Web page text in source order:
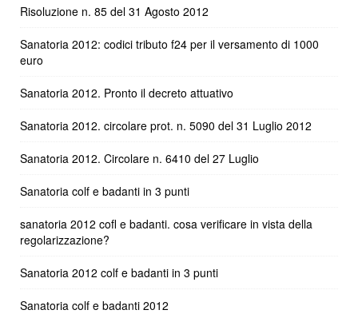
Risoluzione n. 85 del 31 Agosto 2012
Sanatoria 2012: codici tributo f24 per il versamento di 1000
euro
Sanatoria 2012. Pronto il decreto attuativo
Sanatoria 2012. circolare prot. n. 5090 del 31 Luglio 2012
Sanatoria 2012. Circolare n. 6410 del 27 Luglio
Sanatoria colf e badanti in 3 punti
sanatoria 2012 cofl e badanti. cosa verificare in vista della
regolarizzazione?
Sanatoria 2012 colf e badanti in 3 punti
Sanatoria colf e badanti 2012